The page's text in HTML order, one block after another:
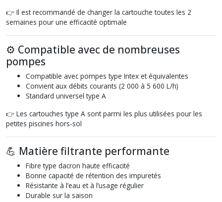
👉 Il est recommandé de changer la cartouche toutes les 2
semaines pour une efficacité optimale
⚙️ Compatible avec de nombreuses
pompes
Compatible avec pompes type Intex et équivalentes
Convient aux débits courants (2 000 à 5 600 L/h)
Standard universel type A
👉 Les cartouches type A sont parmi les plus utilisées pour les
petites piscines hors-sol
💪 Matière filtrante performante
Fibre type dacron haute efficacité
Bonne capacité de rétention des impuretés
Résistante à l’eau et à l’usage régulier
Durable sur la saison